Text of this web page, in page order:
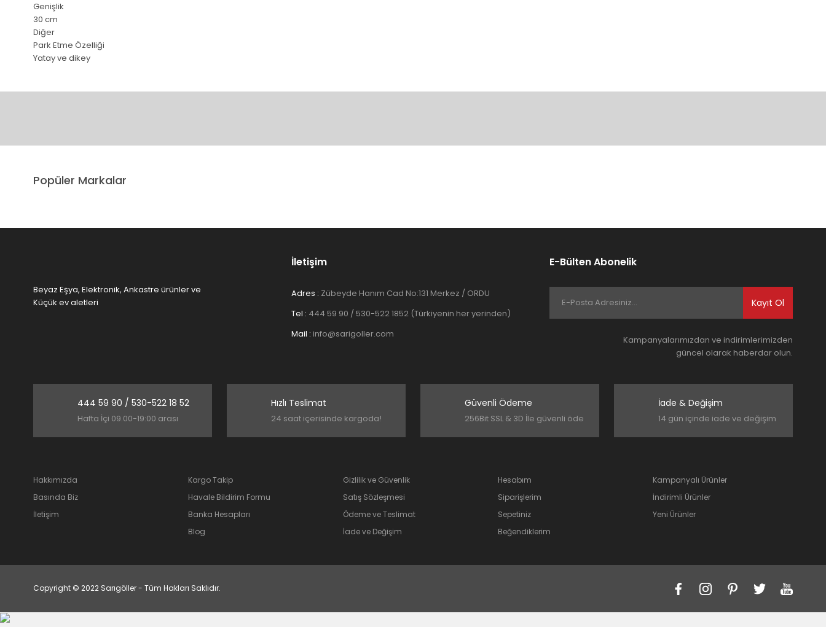
Genişlik
30 cm
Diğer
Park Etme Özelliği
Yatay ve dikey
Ürün açıklamasında eksik bilgiler bulunuyor.
Popüler Markalar
Beyaz Eşya, Elektronik, Ankastre ürünler ve
Küçük ev aletleri
İletişim
Adres : Zübeyde Hanım Cad No:131 Merkez / ORDU
Tel : 444 59 90 / 530-522 1852 (Türkiyenin her yerinden)
Mail : info@sarigoller.com
E-Bülten Abonelik
Kayıt Ol
Kampanyalarımızdan ve indirimlerimizden
güncel olarak haberdar olun.
444 59 90 / 530-522 18 52
Hafta İçi 09.00-19:00 arası
Hızlı Teslimat
24 saat içerisinde kargoda!
Güvenli Ödeme
256Bit SSL & 3D İle güvenli öde
İade & Değişim
14 gün içinde iade ve değişim
Hakkımızda
Basında Biz
İletişim
Kargo Takip
Havale Bildirim Formu
Banka Hesapları
Blog
Gizlilik ve Güvenlik
Satış Sözleşmesi
Ödeme ve Teslimat
İade ve Değişim
Hesabım
Siparişlerim
Sepetiniz
Beğendiklerim
Kampanyalı Ürünler
İndirimli Ürünler
Yeni Ürünler
Copyright © 2022 Sarıgöller - Tüm Hakları Saklıdır.